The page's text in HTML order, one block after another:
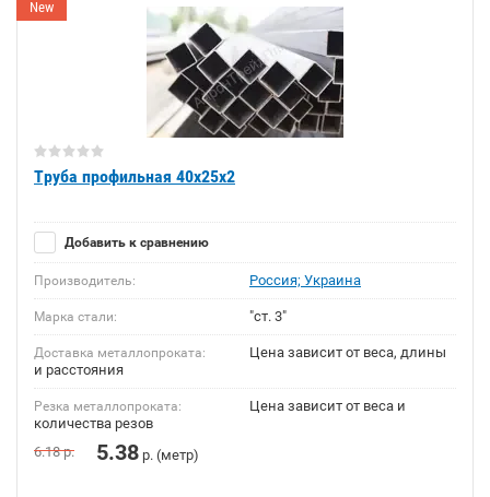
New
Труба профильная 40х25х2
Добавить к сравнению
Производитель: Россия; Украина
Марка стали: "ст. 3"
Доставка металлопроката:
Цена зависит от веса, длины
и расстояния
Резка металлопроката:
Цена зависит от веса и
количества резов
6.18р. 5.38 р. (метр)